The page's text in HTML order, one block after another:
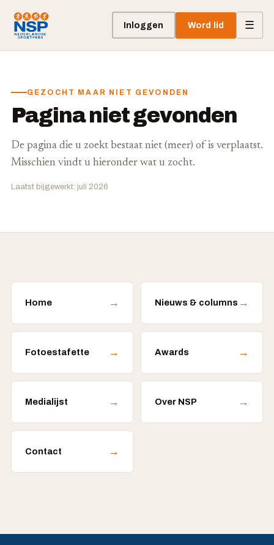
Inloggen Word lid ☰
GEZOCHT MAAR NIET GEVONDEN
Pagina niet gevonden
De pagina die u zoekt bestaat niet (meer) of is verplaatst.
Misschien vindt u hieronder wat u zocht.
Laatst bijgewerkt: juli 2026
Home → Nieuws & columns →
Fotoestafette → Awards →
Medialijst → Over NSP →
Contact →